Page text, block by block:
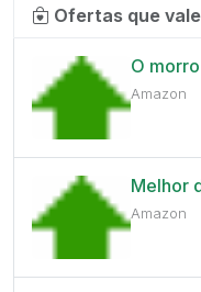
Ofertas que
O
Amazon
Melhor
Amazon